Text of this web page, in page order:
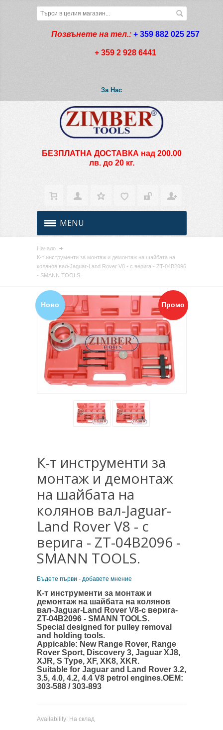
Позвънете на тел.: + 359 882 025 257
+ 359 2 928 6441
За Нас
БЕЗПЛАТНА ДОСТАВКА над 200.00
лв. до 20 кг.
MENU
Начало
К-т инструменти за монтаж и демонтаж на шайбата на
колянов вал-Jaguar-Land Rover V8 - с верига - ZT-04B2096
- SMANN TOOLS.
Ново Промо
К-т инструменти за
монтаж и демонтаж
на шайбата на
колянов вал-Jaguar-
Land Rover V8 - с
верига - ZT-04B2096 -
SMANN TOOLS.
Бъдете първи - добавете мнение
К-т инструменти за монтаж и
демонтаж на шайбата на колянов
вал-Jaguar-Land Rover V8-с верига-
ZT-04B2096 - SMANN TOOLS.
Special designed for pulley removal
and holding tools.
Appicable: New Range Rover, Range
Rover Sport, Discovery 3, Jaguar XJ8,
XJR, S Type, XF, XK8, XKR.
Suitable for Jaguar and Land Rover 3.2,
3.5, 4.0, 4.2, 4.4 V8 petrol engines.OEM:
303-588 / 303-893
Availability: На склад